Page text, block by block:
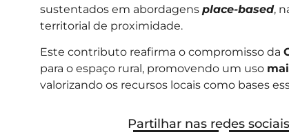
sustentados em abordagens place-based,
territorial de proximidade.
Este contributo reafirma o compromisso da
para o espaço rural, promovendo um uso
valorizando os recursos locais como bases
Partilhar nas redes